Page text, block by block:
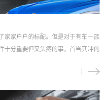
家家户户的标配。但是对于有车一族
十分重要但又头疼的事。首当其冲的